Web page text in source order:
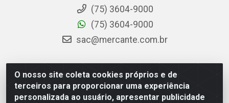
O nosso site coleta cookies próprios e de
terceiros para proporcionar uma experiência
personalizada ao usuário, apresentar publicidade
(75) 3604-9000
(75) 3604-9000
sac@mercante.com.br
Mercante Distribuidora - Rua Mercante, 699 - Aviário,
Feira de Santana/BA - CEP 44.096-218 - CNPJ